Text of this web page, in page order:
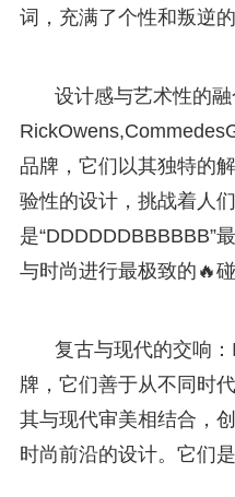
词，充满了个性和叛逆的
设计感与艺术性的融
品牌，它们以其独特的
验性的设计，挑战着人
是“DDDDDDBBBBBB”
与时尚进行最极致的🔥碰
复古与现代的交响
牌，它们善于从不同时
其与现代审美相结合，
时尚前沿的设计。它们